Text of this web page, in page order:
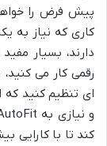
پیش فرض را
کاری که نیاز به
دارند، بسیار
رقمی کار می
ای تنظیم کنید
کند تا با کارایی